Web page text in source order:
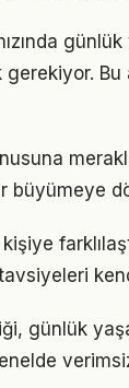
Bu
günlük